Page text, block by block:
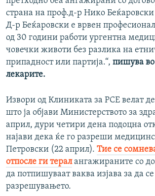
страна на проф.д-р Нико
Д-р Беќаровски е врвен
од 30 години работи ургентна
човечки животи без разлика на
припадност или партија.“, пишува
лекарите.
Извори од Клиниката за РСЕ велат
што ја објави Министерството за
април, дури четири дена подоцна
најави дека ќе го разреши
Петровски (22 април). Тие се
отпосле ги тералангажираните со
да потпишуваат ваква изјава за да
разрешувањето.